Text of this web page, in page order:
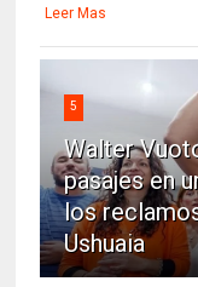
Leer Mas
5
Walter
pasajes en
los
Ushuaia